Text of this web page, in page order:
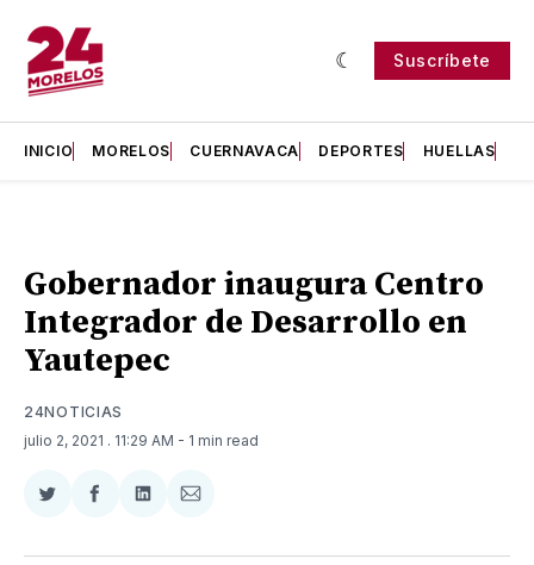
Suscríbete
INICIO MORELOS CUERNAVACA DEPORTES HUELLAS
Gobernador inaugura Centro
Integrador de Desarrollo en
Yautepec
24NOTICIAS
julio 2, 2021 . 11:29 AM - 1 min read
Compartir
Twitter
Compartir
Facebook
Compartir
LinkedIn
Compartir
Email